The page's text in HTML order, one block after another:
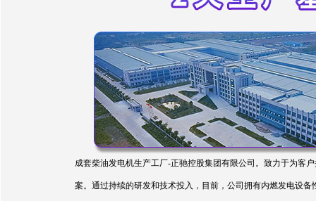
成套柴油发电机生产工厂-正驰控股集团有限公司。致力于为客
案。通过持续的研发和技术投入，目前，公司拥有内燃发电设